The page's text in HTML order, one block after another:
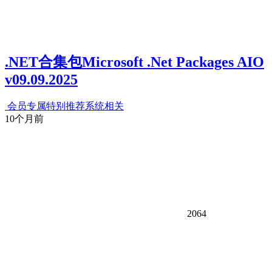
.NET合集包Microsoft .Net Packages AIO
v09.09.2025
会员专属特别推荐系统相关
10个月前
2064